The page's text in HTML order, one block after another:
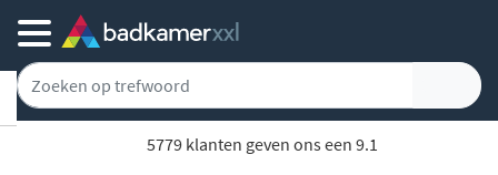
5779 klanten geven ons een 9.1